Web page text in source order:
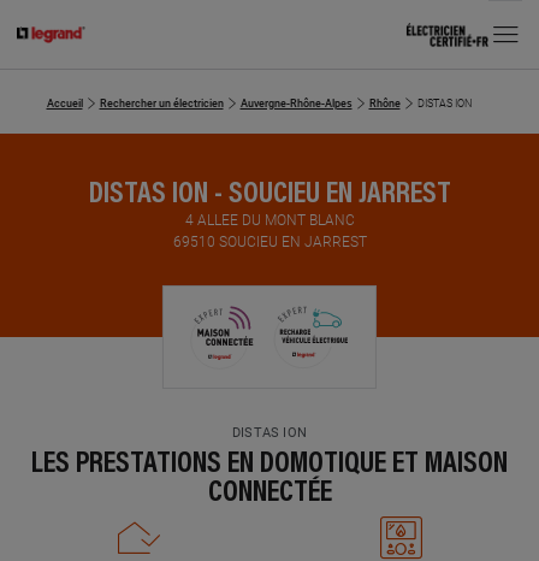
MENU
Accueil Rechercher un électricien Auvergne-Rhône-Alpes Rhône DISTAS ION
DISTAS ION - SOUCIEU EN JARREST
4 ALLEE DU MONT BLANC
69510 SOUCIEU EN JARREST
DISTAS ION
LES PRESTATIONS EN DOMOTIQUE ET MAISON
CONNECTÉE